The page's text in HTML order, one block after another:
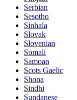
Serbian
Sesotho
Sinhala
Slovak
Slovenian
Somali
Samoan
Scots Gaelic
Shona
Sindhi
Sundanese